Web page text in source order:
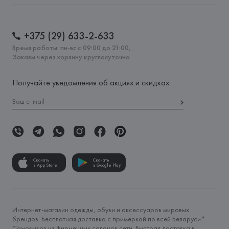
+375 (29) 633-2-633
Время работы: пн-вс с 09:00 до 21:00,
Заказы через корзину круглосуточно
Получайте уведомления об акциях и скидках:
Скачать
в App Store
Скачать
в Google Play
Интернет-магазин одежды, обуви и аксессуаров мировых
брендов. Бесплатная доставка с примеркой по всей Беларуси*.